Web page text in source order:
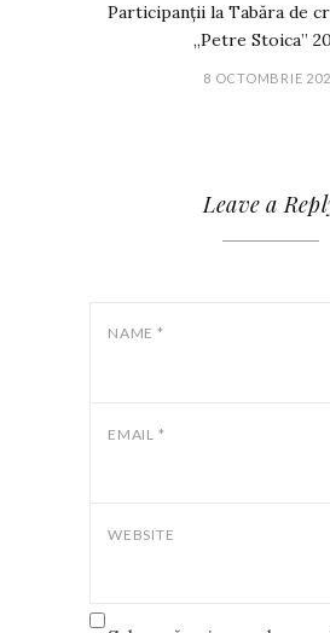
Participanții la Tabăra de
„Petre Stoica”
8 OCTOMBRIE
Leave a
NAME *
EMAIL *
WEBSITE